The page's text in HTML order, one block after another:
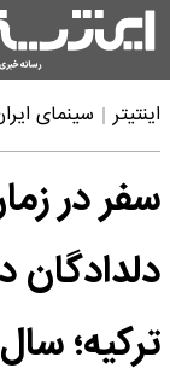
اینتیتر سینمای
سفر در
ترکیه؛ سال 1400 + عکس